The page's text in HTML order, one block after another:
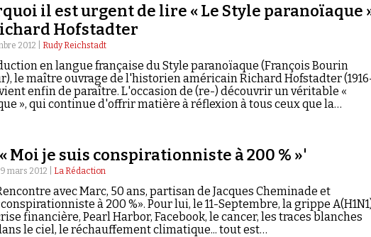
il est urgent de lire « Le Style paranoïaque
Hofstadter
2012 | Rudy Reichstadt
en langue française du Style paranoïaque (François Bourin
le maître ouvrage de l'historien américain Richard Hofstadter
vient enfin de paraître. L'occasion de (re-) découvrir un véritable «
», qui continue d'offrir matière à réflexion à tous ceux que la
Moi je suis conspirationniste à 200 % »'
mars 2012 | La Rédaction
avec Marc, 50 ans, partisan de Jacques Cheminade et
à 200 %». Pour lui, le 11-Septembre, la grippe
financière, Pearl Harbor, Facebook, le cancer, les traces blanches
le ciel, le réchauffement climatique... tout est…